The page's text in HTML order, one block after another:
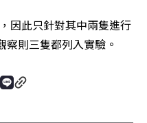
因此只針對其中兩隻進行
則三隻都列入實驗。